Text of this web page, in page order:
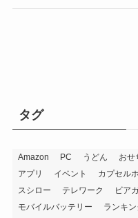
タグ
Amazon PC うどん おせ
アプリ
イベント カプセル
スシロー
テレワーク ビア
モバイルバッテリー
ランキ